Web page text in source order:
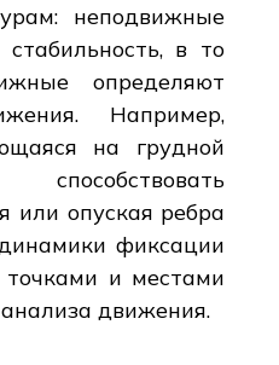
неподвижные
в то
определяют
Например,
на грудной
или опуская ребра
фиксации
и местами
движения.